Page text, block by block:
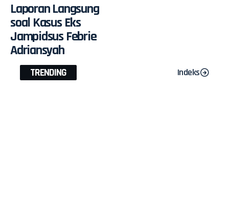
Laporan Langsung
soal Kasus Eks
Jampidsus Febrie
Adriansyah
TRENDING Indeks